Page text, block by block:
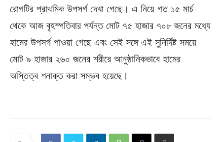
রোগটির প্রাথমিক উপসর্গ দেখা গেছে। এ নিয়ে গত ১৫ মার্চ
থেকে আজ বৃহস্পতিবার পর্যন্ত মোট ৭৫ হাজার ৭০৮ জনের মধ্যে
হামের উপসর্গ পাওয়া গেছে এবং সেই সঙ্গে এই সুনির্দিষ্ট সময়ে
মোট ৯ হাজার ২৬০ জনের শরীরে আনুষ্ঠানিকভাবে হামের
অস্তিত্ব শনাক্ত করা সম্ভব হয়েছে।